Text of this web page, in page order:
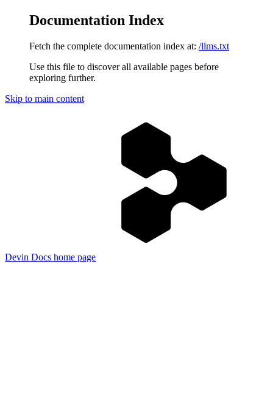
Documentation Index
Fetch the complete documentation index at: /llms.txt
Use this file to discover all available pages before
exploring further.
Skip to main content
Devin Docs home page